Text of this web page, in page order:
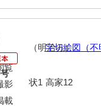
書
書
文書（旧神代村）
字切絵図（不
高家12
（明治ヵ）
状1
覧
影
載